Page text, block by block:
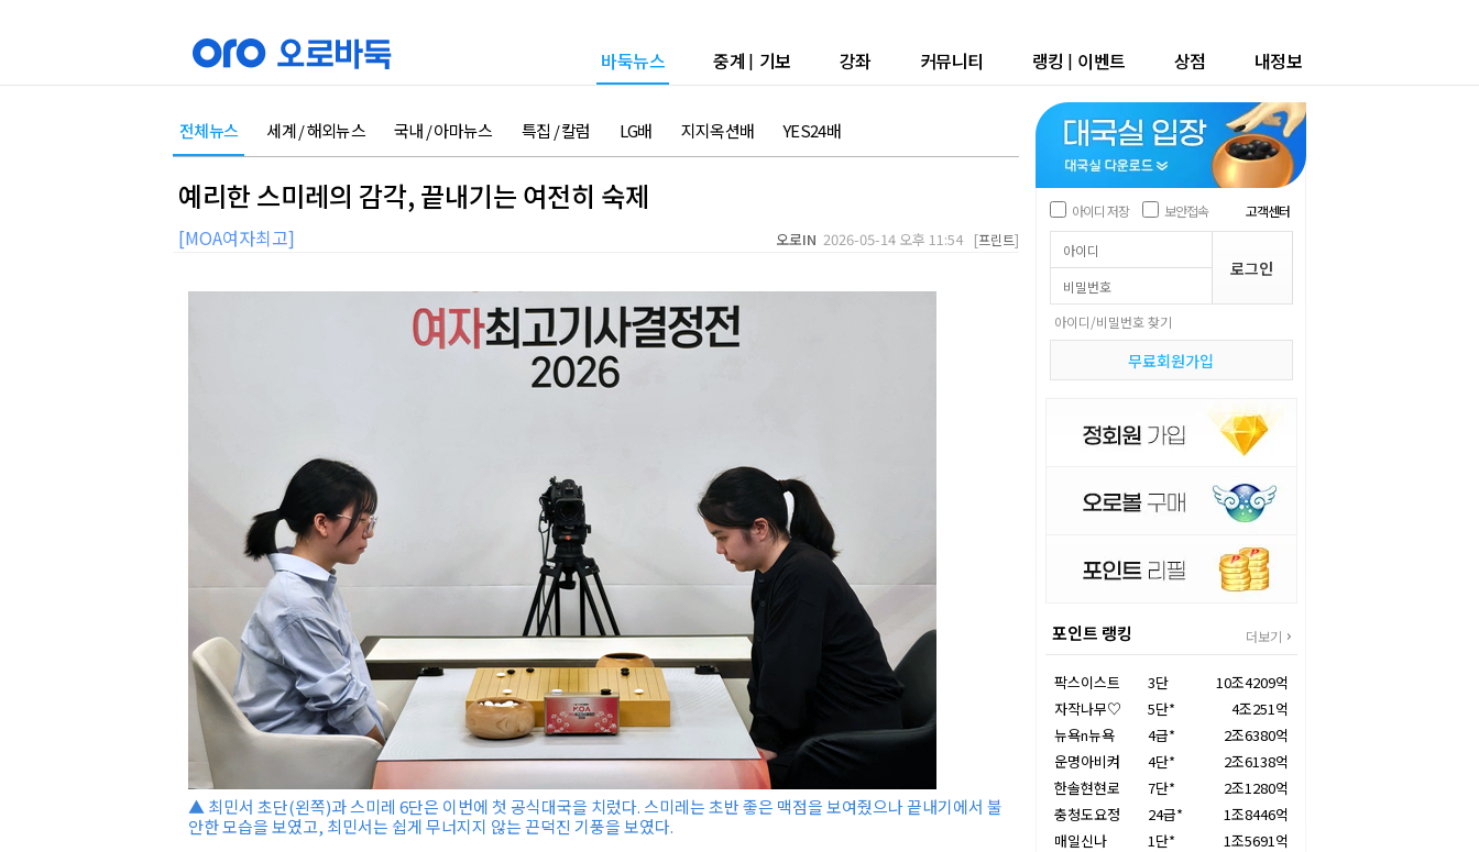
바둑뉴스 중계 | 기보 강좌 커뮤니티 랭킹 | 이벤트 상점 내정보
전체뉴스 세계 / 해외뉴스 국내 / 아마뉴스 특집 / 칼럼 LG배 지지옥션배 YES24배
예리한 스미레의 감각, 끝내기는 여전히 숙제
[MOA여자최고] 오로IN 2026-05-14 오후 11:54 [프린트]
▲ 최민서 초단(왼쪽)과 스미레 6단은 이번에 첫 공식대국을 치렀다. 스미레는 초반 좋은 맥점을 보여줬으나 끝내기에서 불
안한 모습을 보였고, 최민서는 쉽게 무너지지 않는 끈덕진 기풍을 보였다.
아이디 저장 보안접속 고객센터
아이디/비밀번호 찾기
무료회원가입
포인트 랭킹 더보기
팍스이스트 3단
10조4209억
자작나무♡
5단*
4조251억
뉴욕n뉴욕
4급*
2조6380억
운명아비켜
4단*
2조6138억
한솔현현로
7단*
2조1280억
충청도요정
24급*
1조8446억
매일신나
1단*
1조5691억